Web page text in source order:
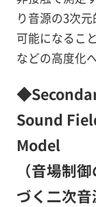
り音源の3次
可能になるこ
などの高度化
Sound
Model
（音場制
づく二次音